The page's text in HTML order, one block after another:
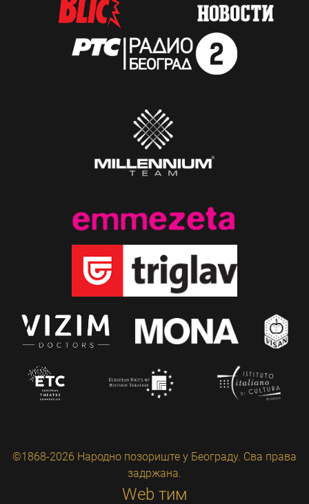
©1868-2026 Народно позориште у Београду. Сва права
задржана.
Web тим